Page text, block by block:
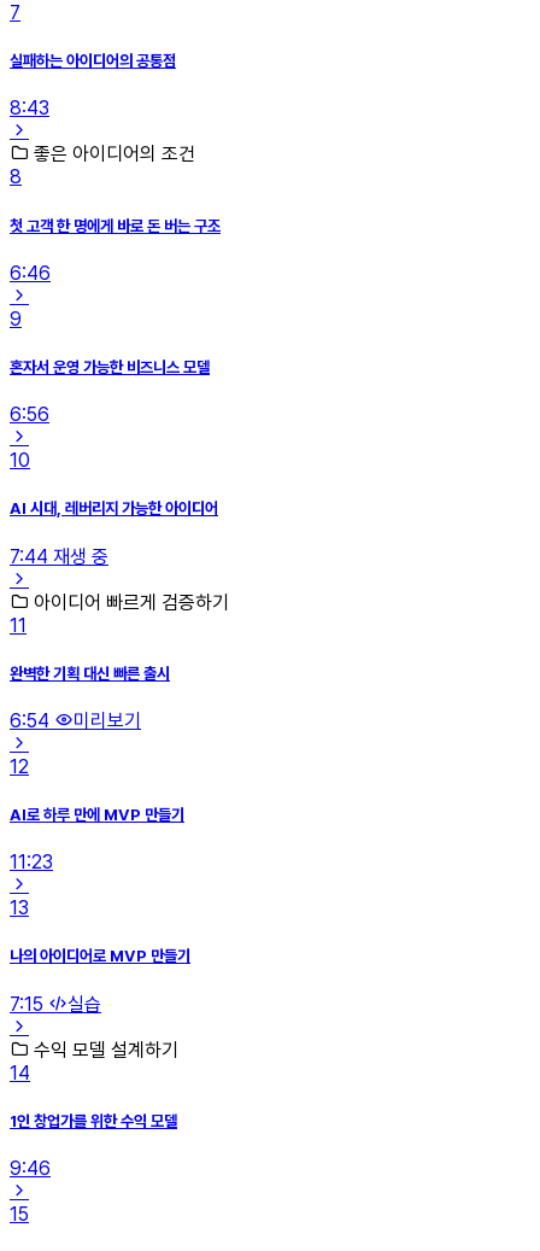
7
실패하는 아이디어의 공통점
8:43
좋은 아이디어의 조건
8
첫 고객 한 명에게 바로 돈 버는 구조
6:46
9
혼자서 운영 가능한 비즈니스 모델
6:56
10
AI 시대, 레버리지 가능한 아이디어
7:44 재생 중
아이디어 빠르게 검증하기
11
완벽한 기획 대신 빠른 출시
6:54
미리보기
12
AI로 하루 만에 MVP 만들기
11:23
13
나의 아이디어로 MVP 만들기
7:15
실습
수익 모델 설계하기
14
1인 창업가를 위한 수익 모델
9:46
15